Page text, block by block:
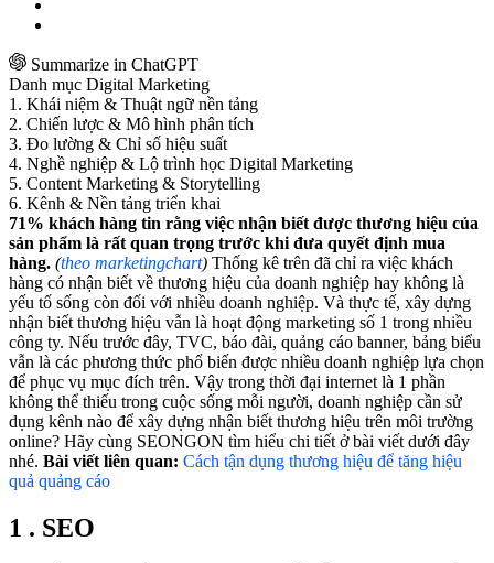
Summarize in ChatGPT
Danh mục Digital Marketing
1. Khái niệm & Thuật ngữ nền tảng
2. Chiến lược & Mô hình phân tích
3. Đo lường & Chỉ số hiệu suất
4. Nghề nghiệp & Lộ trình học Digital Marketing
5. Content Marketing & Storytelling
6. Kênh & Nền tảng triển khai
71% khách hàng tin rằng việc nhận biết được thương hiệu của
sản phẩm là rất quan trọng trước khi đưa quyết định mua
hàng. (theo marketingchart) Thống kê trên đã chỉ ra việc khách
hàng có nhận biết về thương hiệu của doanh nghiệp hay không là
yếu tố sống còn đối với nhiều doanh nghiệp. Và thực tế, xây dựng
nhận biết thương hiệu vẫn là hoạt động marketing số 1 trong nhiều
công ty. Nếu trước đây, TVC, báo đài, quảng cáo banner, bảng biểu
vẫn là các phương thức phổ biến được nhiều doanh nghiệp lựa chọn
để phục vụ mục đích trên. Vậy trong thời đại internet là 1 phần
không thể thiếu trong cuộc sống mỗi người, doanh nghiệp cần sử
dụng kênh nào để xây dựng nhận biết thương hiệu trên môi trường
online? Hãy cùng SEONGON tìm hiểu chi tiết ở bài viết dưới đây
nhé. Bài viết liên quan: Cách tận dụng thương hiệu để tăng hiệu
quả quảng cáo
1 . SEO